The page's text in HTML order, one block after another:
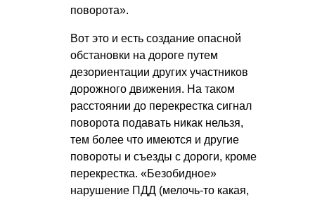
поворота».
Вот это и есть создание опасной
обстановки на дороге путем
дезориентации других участников
дорожного движения. На таком
расстоянии до перекрестка сигнал
поворота подавать никак нельзя,
тем более что имеются и другие
повороты и съезды с дороги, кроме
перекрестка. «Безобидное»
нарушение ПДД (мелочь-то какая,